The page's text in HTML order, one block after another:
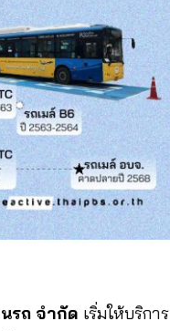
รถ จํากัด เริ่มให้บริการ